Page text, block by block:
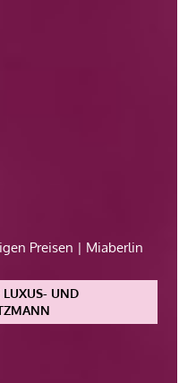
Preisen | Miaberlin
LUXUS- UND